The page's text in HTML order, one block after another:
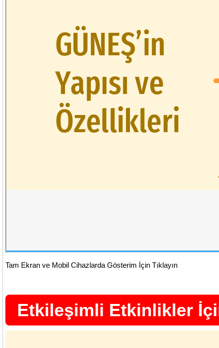
Tam Ekran ve Mobil Cihazlarda Gösterim İçin Tıklayın
Etkileşimli Etkinlikler